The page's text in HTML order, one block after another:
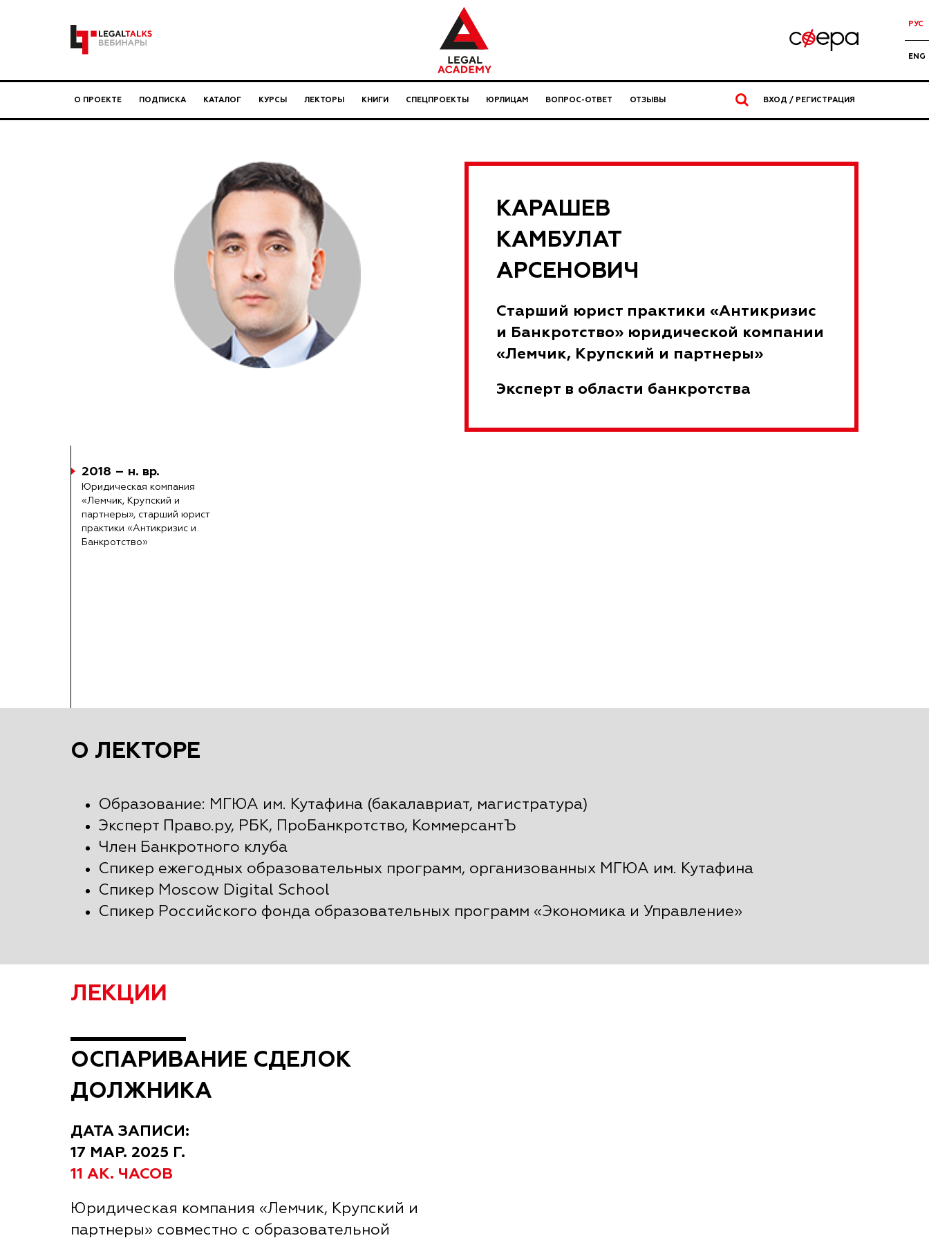
РУС
ENG
О ПРОЕКТЕ ПОДПИСКА КАТАЛОГ КУРСЫ ЛЕКТОРЫ КНИГИ СПЕЦПРОЕКТЫ ЮРЛИЦАМ ВОПРОС-ОТВЕТ ОТЗЫВЫ ВХОД / РЕГИСТРАЦИЯ
КАРАШЕВ
КАМБУЛАТ
АРСЕНОВИЧ
Старший юрист практики «Антикризис
и Банкротство» юридической компании
«Лемчик, Крупский и партнеры»
Эксперт в области банкротства
2018 – н. вр.
Юридическая компания
«Лемчик, Крупский и
партнеры», старший юрист
практики «Антикризис и
Банкротство»
О ЛЕКТОРЕ
Образование: МГЮА им. Кутафина (бакалавриат, магистратура)
Эксперт Право.ру, РБК, ПроБанкротство, КоммерсантЪ
Член Банкротного клуба
Спикер ежегодных образовательных программ, организованных МГЮА им. Кутафина
Спикер Moscow Digital School
Спикер Российского фонда образовательных программ «Экономика и Управление»
ЛЕКЦИИ
ОСПАРИВАНИЕ СДЕЛОК
ДОЛЖНИКА
ДАТА ЗАПИСИ:
17 МАР. 2025 Г.
11 АК. ЧАСОВ
Юридическая компания «Лемчик, Крупский и
партнеры» совместно с образовательной